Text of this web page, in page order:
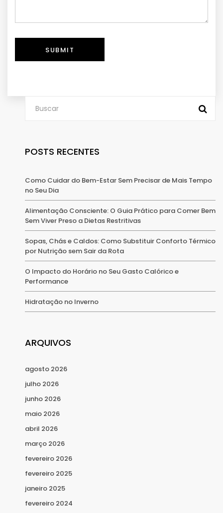
SUBMIT
POSTS RECENTES
Como Cuidar do Bem-Estar Sem Precisar de Mais Tempo
no Seu Dia
Alimentação Consciente: O Guia Prático para Comer Bem
Sem Viver Preso a Dietas Restritivas
Sopas, Chás e Caldos: Como Substituir Conforto Térmico
por Nutrição sem Sair da Rota
O Impacto do Horário no Seu Gasto Calórico e
Performance
Hidratação no Inverno
ARQUIVOS
agosto 2026
julho 2026
junho 2026
maio 2026
abril 2026
março 2026
fevereiro 2026
fevereiro 2025
janeiro 2025
fevereiro 2024